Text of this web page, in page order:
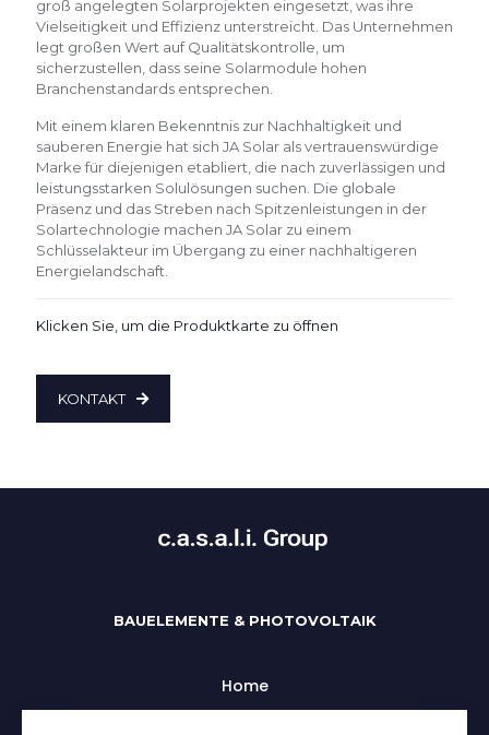
groß angelegten Solarprojekten eingesetzt, was ihre
Vielseitigkeit und Effizienz unterstreicht. Das Unternehmen
legt großen Wert auf Qualitätskontrolle, um
sicherzustellen, dass seine Solarmodule hohen
Branchenstandards entsprechen.
Mit einem klaren Bekenntnis zur Nachhaltigkeit und
sauberen Energie hat sich JA Solar als vertrauenswürdige
Marke für diejenigen etabliert, die nach zuverlässigen und
leistungsstarken Solulösungen suchen. Die globale
Präsenz und das Streben nach Spitzenleistungen in der
Solartechnologie machen JA Solar zu einem
Schlüsselakteur im Übergang zu einer nachhaltigeren
Energielandschaft.
Klicken Sie, um die Produktkarte zu öffnen
KONTAKT
BAUELEMENTE & PHOTOVOLTAIK
Home